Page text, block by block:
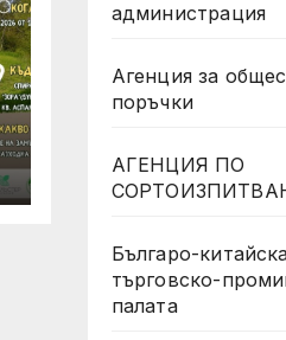
администрация
Агенция за
поръчки
АГЕНЦИЯ ПО
Българо-
търговско-
палата